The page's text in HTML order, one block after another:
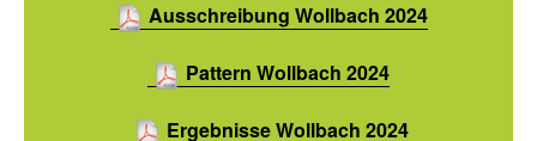
MITGLIED WERDEN
Ausschreibung Wollbach 2024
Pattern Wollbach 2024
Ergebnisse Wollbach 2024